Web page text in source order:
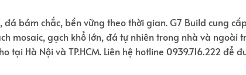
bám chắc, bền vững theo thời gian. G7 Build cung
mosaic, gạch khổ lớn, đá tự nhiên trong nhà và
tại Hà Nội và TP.HCM. Liên hệ hotline 0939.716.222